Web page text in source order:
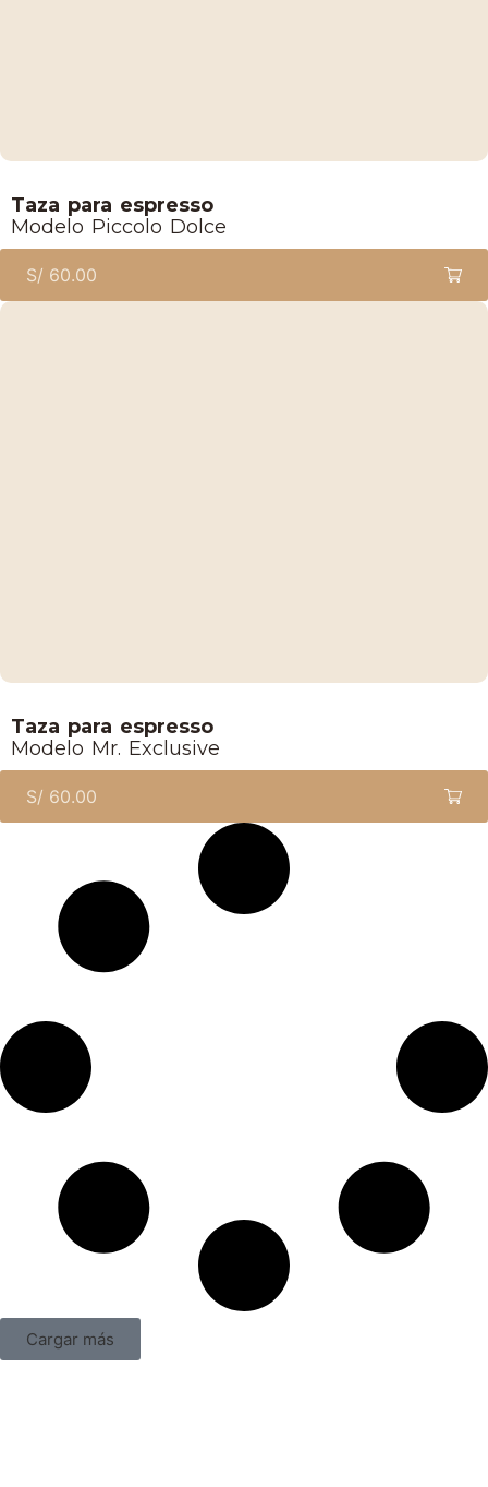
Taza para espresso
Modelo Piccolo Dolce
S/ 60.00
Taza para espresso
Modelo Mr. Exclusive
S/ 60.00
Cargar más